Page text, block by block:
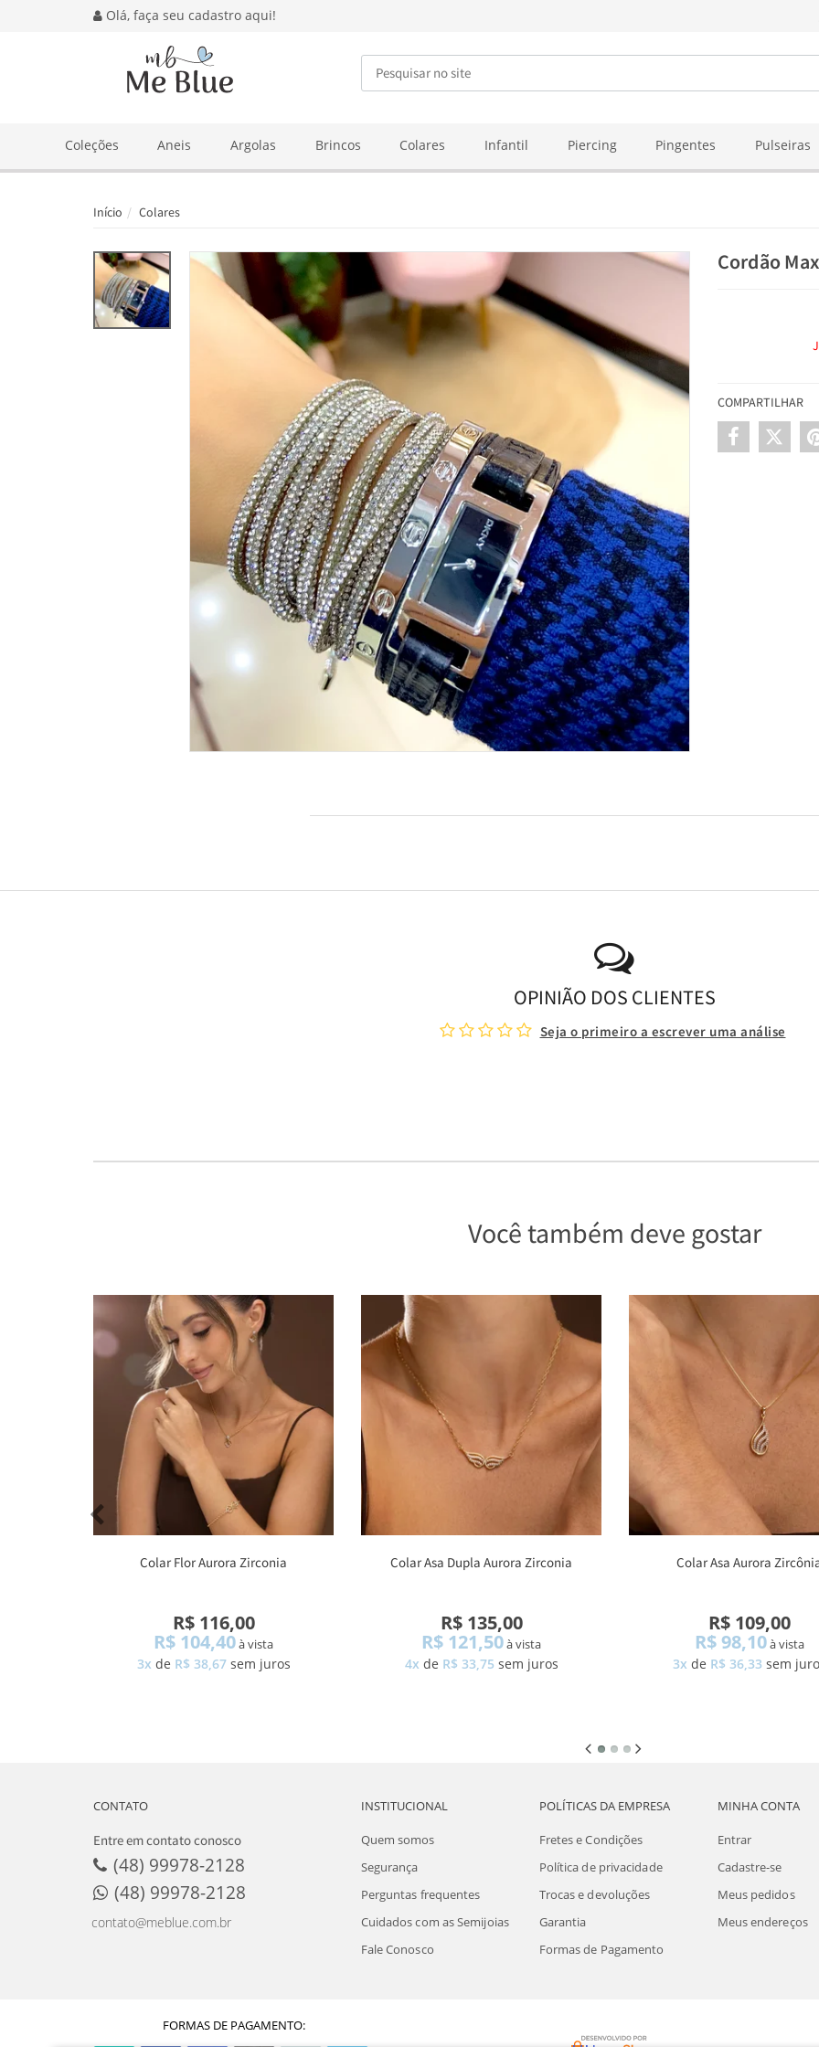
Olá, faça seu cadastro aqui!
BUSCA
Coleções Aneis Argolas Brincos Colares Infantil Piercing Pingentes Pulseiras
Início Colares
Cordão
COMPARTILHAR
OPINIÃO DOS CLIENTES
Seja o primeiro a escrever uma análise
Você também deve gostar
Colar Flor Aurora Zirconia
R$ 116,00
R$ 104,40à vista
3x de R$ 38,67 sem juros
Colar Asa Dupla Aurora Zirconia
R$ 135,00
R$ 121,50à vista
4x de R$ 33,75 sem juros
Colar Asa Aurora
R$ 109,00
R$ 98,10à vista
3x de R$ 36,33 sem
CONTATO
Entre em contato conosco
(48) 99978-2128
(48) 99978-2128
contato@meblue.com.br
INSTITUCIONAL
Quem somos
Segurança
Perguntas frequentes
Cuidados com as Semijoias
Fale Conosco
POLÍTICAS DA EMPRESA
Fretes e Condições
Política de privacidade
Trocas e devoluções
Garantia
Formas de Pagamento
MINHA CONTA
Entrar
Cadastre-se
Meus pedidos
Meus endereços
FORMAS DE PAGAMENTO: